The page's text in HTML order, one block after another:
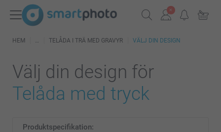
HEM TELÅDA I TRÄ MED GRAVYR VÄLJ DIN DESIGN
Välj din design för
Telåda med tryck
Produktspecifikation: